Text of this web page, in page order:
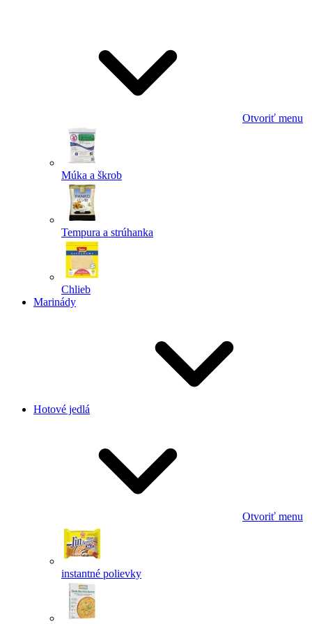
Otvoriť menu
Múka a škrob
Tempura a strúhanka
Chlieb
Marinády
Hotové jedlá
Otvoriť menu
instantné polievky
Powered by chaterimo